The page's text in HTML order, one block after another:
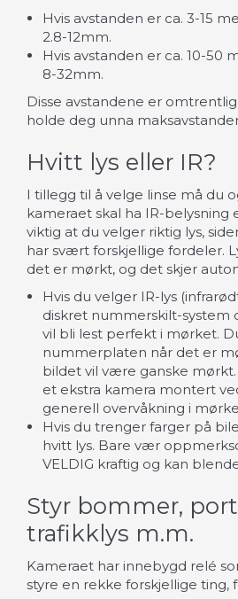
Hvis avstanden er ca. 3-15
2.8-12mm.
Hvis avstanden er ca. 10-50
8-32mm.
Disse avstandene er
holde deg unna
Hvitt lys eller IR?
I tillegg til å velge linse må du
kameraet skal ha IR-belysning
viktig at du velger riktig lys,
har svært forskjellige fordeler.
det er mørkt, og det skjer
Hvis du velger IR-lys
diskret nummerskilt-
vil bli lest perfekt i mørket.
nummerplaten når det er
bildet vil være ganske
et ekstra kamera montert
generell overvåkning i
Hvis du trenger farger på
hvitt lys. Bare vær
VELDIG kraftig og kan
Styr bommer,
trafikklys m.m.
Kameraet har innebygd relé
styre en rekke forskjellige ting,